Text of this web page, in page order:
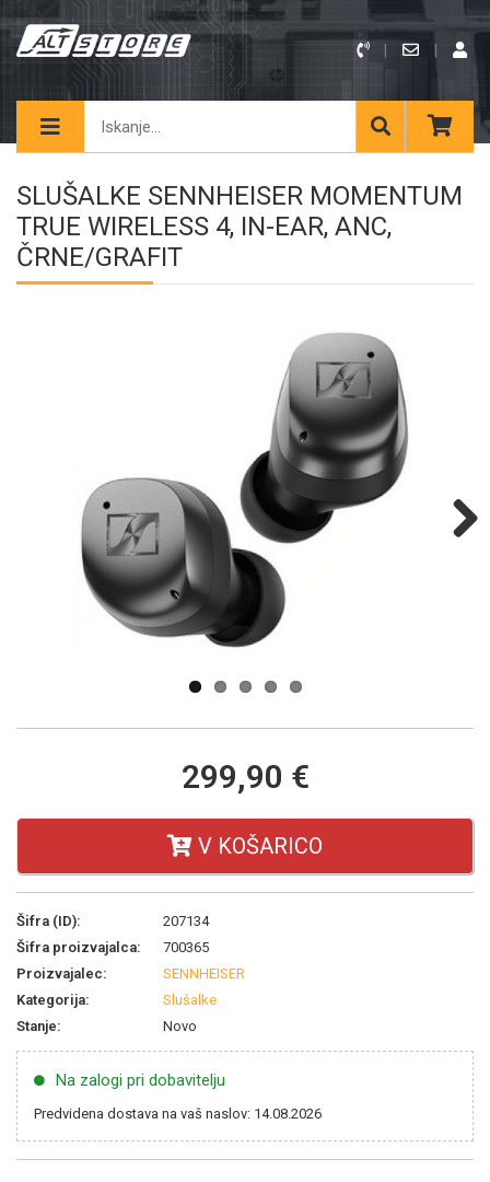
SLUŠALKE SENNHEISER MOMENTUM
TRUE WIRELESS 4, IN-EAR, ANC,
ČRNE/GRAFIT
299,90 €
V KOŠARICO
Šifra (ID):
207134
Šifra proizvajalca:
700365
Proizvajalec:
SENNHEISER
Kategorija:
Slušalke
Stanje:
Novo
Na zalogi pri dobavitelju
Predvidena dostava na vaš naslov: 14.08.2026